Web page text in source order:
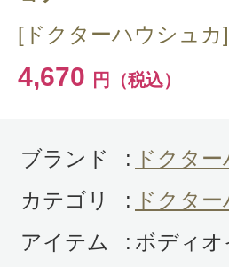
な匂いもします。
ただけで詰まりが
が、、
[ドクターハウシュカ]
4,670 円（税込）
ブランド : ドクタ
カテゴリ
: ドクタ
アイテム
: ボディ